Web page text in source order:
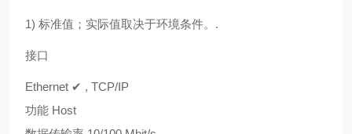
1) 标准值；实际值取决于环境条件。.
接口
Ethernet ✔ , TCP/IP
功能 Host